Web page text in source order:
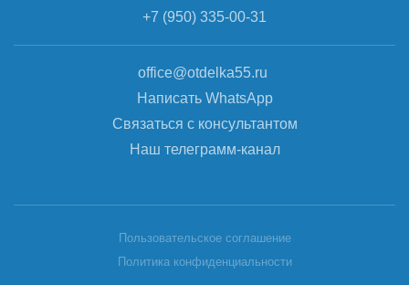
+7 (950) 335-00-31
office@otdelka55.ru
Написать WhatsApp
Связаться с консультантом
Наш телеграмм-канал
Пользовательское соглашение
Политика конфиденциальности